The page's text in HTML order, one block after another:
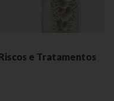
e Tratamentos